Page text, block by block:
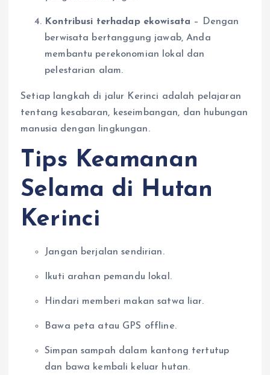
Kontribusi terhadap ekowisata – Dengan
berwisata bertanggung jawab, Anda
membantu perekonomian lokal dan
pelestarian alam.
Setiap langkah di jalur Kerinci adalah pelajaran
tentang kesabaran, keseimbangan, dan hubungan
manusia dengan lingkungan.
Tips Keamanan
Selama di Hutan
Kerinci
Jangan berjalan sendirian.
Ikuti arahan pemandu lokal.
Hindari memberi makan satwa liar.
Bawa peta atau GPS offline.
Simpan sampah dalam kantong tertutup
dan bawa kembali keluar hutan.